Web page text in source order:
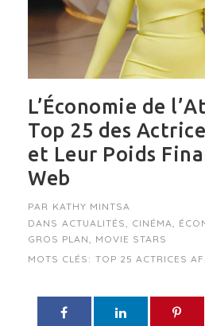
L’Économie de
Top 25 des
et Leur Poids
Web
PAR KATHY MINTSA
DANS ACTUALITÉS, CINÉMA,
GROS PLAN, MOVIE STARS
MOTS CLÉS: TOP 25 ACTRICES